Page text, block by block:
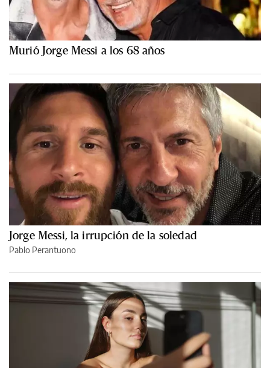
Murió Jorge Messi a los 68 años
Jorge Messi, la irrupción de la soledad
Pablo Perantuono